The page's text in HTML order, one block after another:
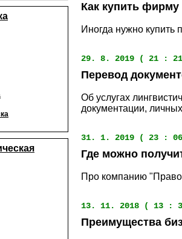
Как купить
Иногда нужно купить
29. 8. 2019 ( 21 :
Перевод
Об услугах
документации,
31. 1. 2019 ( 23 :
Где можно
Про компанию
13. 11. 2018 ( 13 :
Преимущества